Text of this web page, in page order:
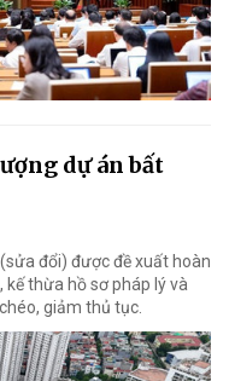
dự án bất
đổi) được đề xuất hoàn
thừa hồ sơ pháp lý và
giảm thủ tục.